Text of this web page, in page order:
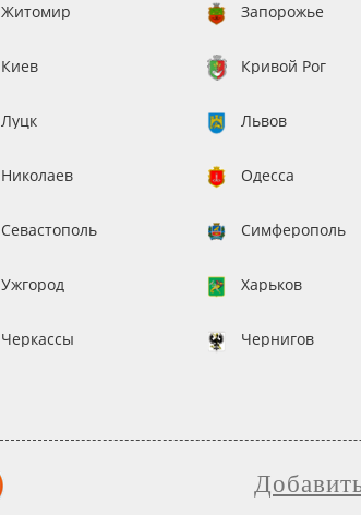
Житомир Запорожье
Киев Кривой Рог
Луцк Львов
Николаев Одесса
Севастополь Симферополь
Ужгород Харьков
Черкассы Чернигов